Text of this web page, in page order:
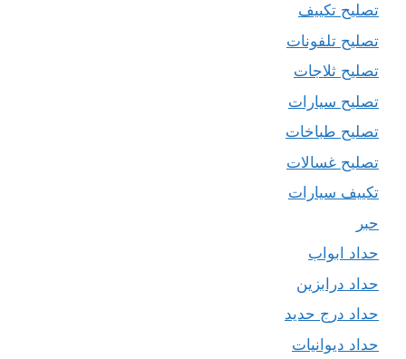
تصليح تكييف
تصليح تلفونات
تصليح ثلاجات
تصليح سيارات
تصليح طباخات
تصليح غسالات
تكييف سيارات
حبر
حداد ابواب
حداد درابزين
حداد درج حديد
حداد ديوانيات